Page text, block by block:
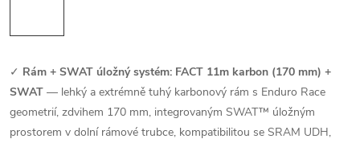
✓ Rám + SWAT úložný systém: FACT 11m karbon (170 mm) +
SWAT — lehký a extrémně tuhý karbonový rám s Enduro Race
geometrií, zdvihem 170 mm, integrovaným SWAT™ úložným
prostorem v dolní rámové trubce, kompatibilitou se SRAM UDH,